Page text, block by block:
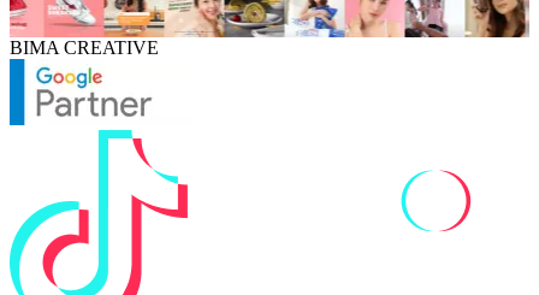
BIMA CREATIVE